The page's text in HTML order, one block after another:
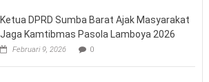
Ketua DPRD Sumba Barat Ajak Masyarakat
Jaga Kamtibmas Pasola Lamboya 2026
Februari 9, 2026 0